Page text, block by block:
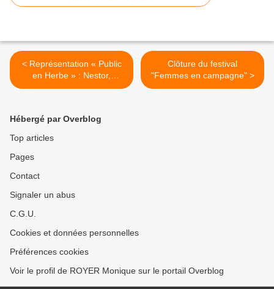
< Représentation « Public
en Herbe » : Nestor,
jonglerie et fil de fer
Clôture du festival
"Femmes en campagne" >
Hébergé par Overblog
Top articles
Pages
Contact
Signaler un abus
C.G.U.
Cookies et données personnelles
Préférences cookies
Voir le profil de ROYER Monique sur le portail Overblog